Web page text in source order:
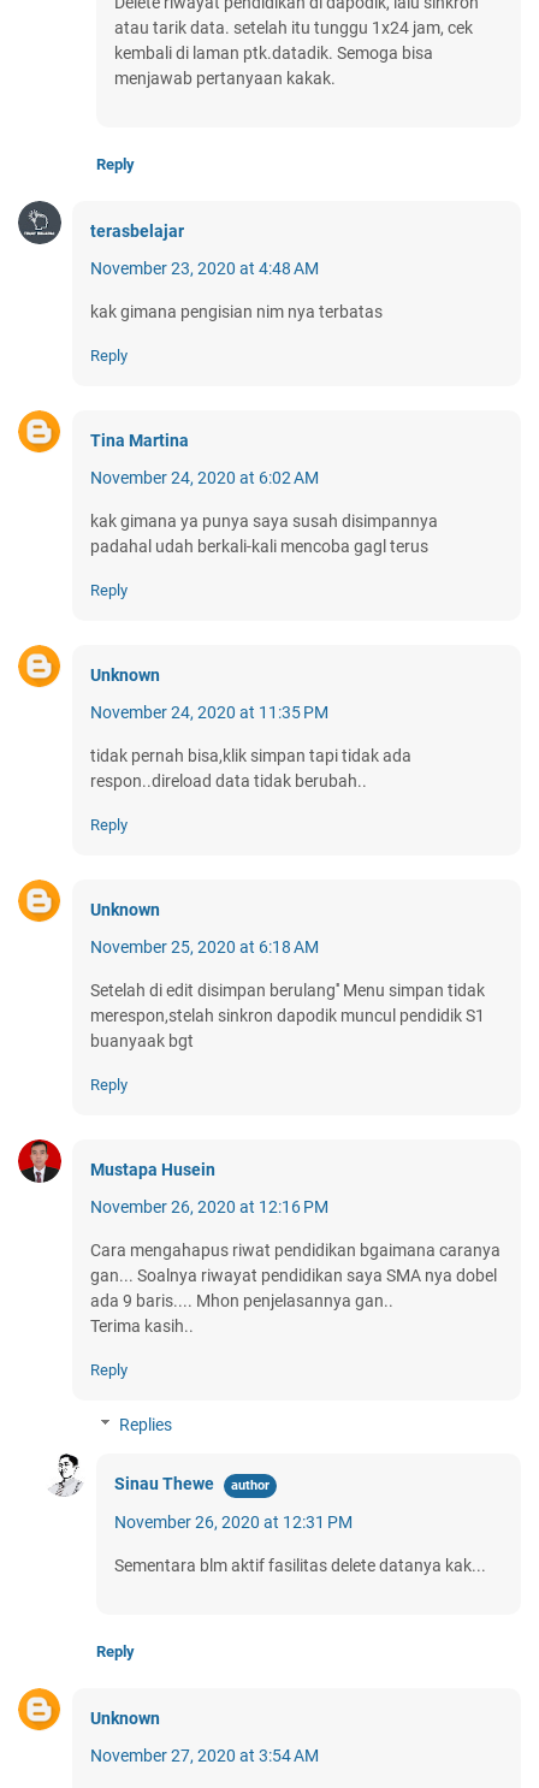
atau tarik data. setelah itu tunggu 1x24 jam, cek
kembali di laman ptk.datadik. Semoga bisa
menjawab pertanyaan kakak.
Reply
terasbelajar
November 23, 2020 at 4:48 AM
kak gimana pengisian nim nya terbatas
Reply
Tina Martina
November 24, 2020 at 6:02 AM
kak gimana ya punya saya susah disimpannya
padahal udah berkali-kali mencoba gagl terus
Reply
Unknown
November 24, 2020 at 11:35 PM
tidak pernah bisa,klik simpan tapi tidak ada
respon..direload data tidak berubah..
Reply
Unknown
November 25, 2020 at 6:18 AM
Setelah di edit disimpan berulang'' Menu simpan tidak
merespon,stelah sinkron dapodik muncul pendidik S1
buanyaak bgt
Reply
Mustapa Husein
November 26, 2020 at 12:16 PM
Cara mengahapus riwat pendidikan bgaimana caranya
gan... Soalnya riwayat pendidikan saya SMA nya dobel
ada 9 baris.... Mhon penjelasannya gan..
Terima kasih..
Reply
Replies
Sinau Thewe
November 26, 2020 at 12:31 PM
Sementara blm aktif fasilitas delete datanya kak...
Reply
Unknown
November 27, 2020 at 3:54 AM